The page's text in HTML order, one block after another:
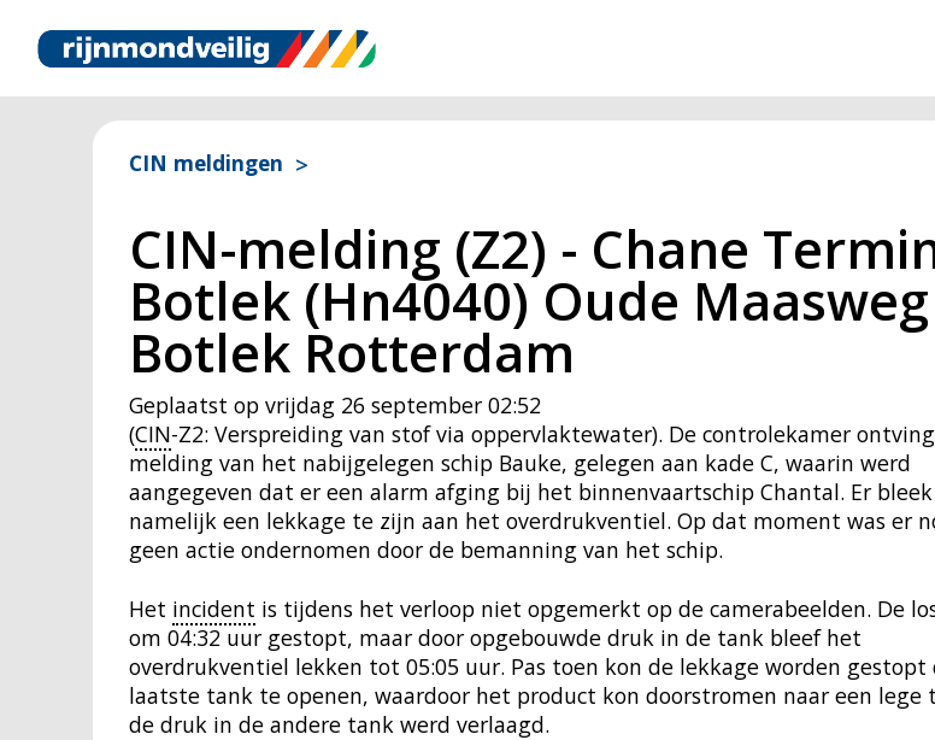
CIN-
CIN meldingen
CIN-melding (Z2) - Chane
Botlek (Hn4040) Oude
Botlek Rotterdam
Geplaatst op vrijdag 26 september 02:52
(CIN-Z2: Verspreiding van stof via oppervlaktewater). De controlekamer
melding van het nabijgelegen schip Bauke, gelegen aan kade C, waarin werd
aangegeven dat er een alarm afging bij het binnenvaartschip Chantal. Er bleek
namelijk een lekkage te zijn aan het overdrukventiel. Op dat moment was er
geen actie ondernomen door de bemanning van het schip.
Het incident is tijdens het verloop niet opgemerkt op de camerabeelden. De
om 04:32 uur gestopt, maar door opgebouwde druk in de tank bleef het
overdrukventiel lekken tot 05:05 uur. Pas toen kon de lekkage worden gestopt
laatste tank te openen, waardoor het product kon doorstromen naar een lege
de druk in de andere tank werd verlaagd.